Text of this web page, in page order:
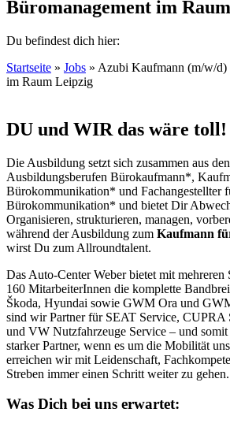
Büromanagement im
Du befindest dich hier:
Startseite » Jobs » Azubi Kaufmann (m/w/d)
im Raum Leipzig
DU und WIR das wäre toll!
Die Ausbildung setzt sich zusammen aus
Ausbildungsberufen Bürokaufmann*,
Bürokommunikation* und Fachangestellter
Bürokommunikation* und bietet Dir
Organisieren, strukturieren, managen,
während der Ausbildung zum Kaufmann
wirst Du zum Allroundtalent.
Das Auto-Center Weber bietet mit mehreren
160 MitarbeiterInnen die komplette
Škoda, Hyundai sowie GWM Ora und
sind wir Partner für SEAT Service, CUPRA
und VW Nutzfahrzeuge Service – und somit
starker Partner, wenn es um die Mobilität
erreichen wir mit Leidenschaft,
Streben immer einen Schritt weiter zu gehen.
Was Dich bei uns erwartet: